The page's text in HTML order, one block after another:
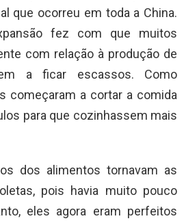
que ocorreu em toda a China.
fez com que muitos
com relação à produção de
a ficar escassos. Como
começaram a cortar a comida
para que cozinhassem mais
dos alimentos tornavam as
pois havia muito pouco
eles agora eram perfeitos